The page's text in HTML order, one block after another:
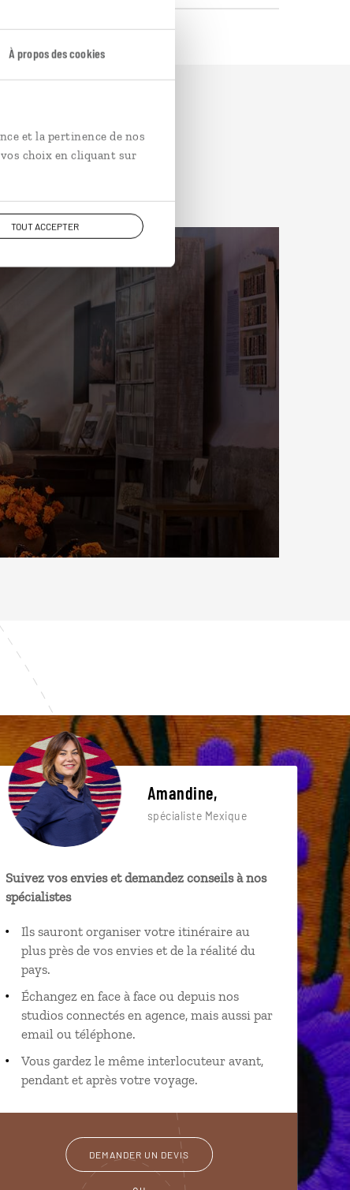
À propos des cookies
et la pertinence de nos
choix en cliquant sur
TOUT ACCEPTER
Amandine,
spécialiste Mexique
Suivez vos envies et demandez conseils à nos
spécialistes
Ils sauront organiser votre itinéraire au
plus près de vos envies et de la réalité du
pays.
Échangez en face à face ou depuis nos
studios connectés en agence, mais aussi par
email ou téléphone.
Vous gardez le même interlocuteur avant,
pendant et après votre voyage.
DEMANDER UN DEVIS